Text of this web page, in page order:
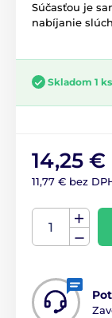
Súčasťou je
nabíjanie
Skladom 1 ks
14,25 €
11,77 € bez